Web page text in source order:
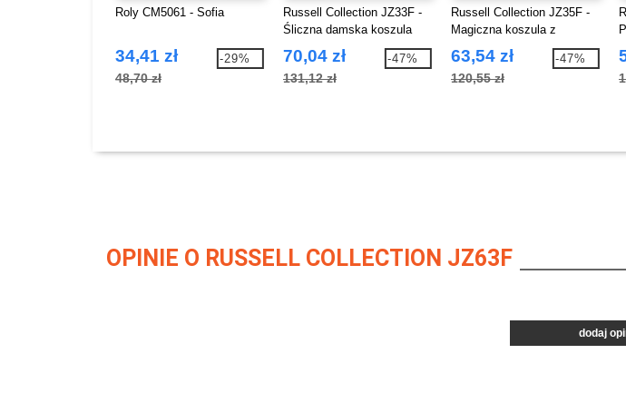
Roly CM5061 - Sofia
34,41 zł
48,70 zł
-29%
Russell Collection JZ33F -
Śliczna damska koszula
70,04 zł
131,12 zł
-47%
Russell Collection JZ35F -
Magiczna koszula z
63,54 zł
120,55 zł
-47%
OPINIE O RUSSELL COLLECTION JZ63F
dodaj